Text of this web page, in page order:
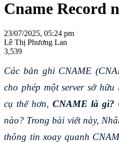
Cname Record
23/07/2025, 05:24 pm
Lê Thị Phương Lan
3,539
Các bản ghi CNAME
cho phép một server sở
cụ thể hơn, CNAME là gì?
nào? Trong bài viết này,
thông tin xoay quanh